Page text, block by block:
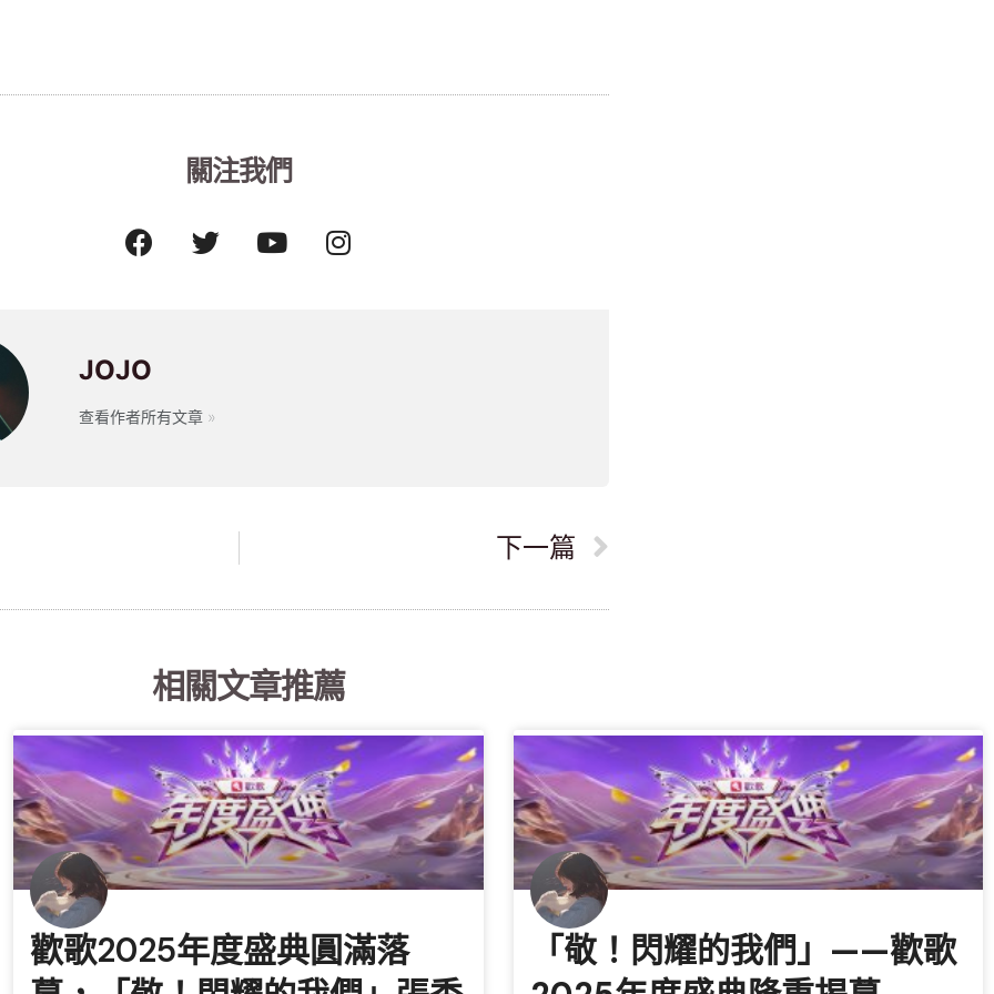
關注我們
JOJO
查看作者所有文章 »
下一篇
相關文章推薦
歡歌2025年度盛典圓滿落
「敬！閃耀的我們」——歡歌